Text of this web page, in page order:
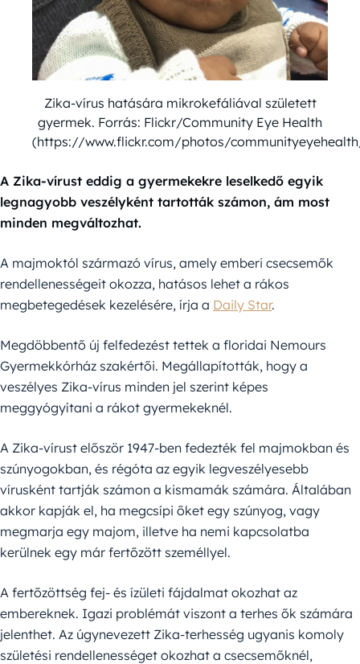
Zika-vírus hatására mikrokefáliával született
gyermek. Forrás: Flickr/Community Eye Health
(https://www.flickr.com/photos/
A Zika-vírust eddig a gyermekekre leselkedő egyik
legnagyobb veszélyként tartották számon, ám most
minden megváltozhat.
A majmoktól származó vírus, amely emberi csecsemők
rendellenességeit okozza, hatásos lehet a rákos
megbetegedések kezelésére, írja a Daily Star.
Megdöbbentő új felfedezést tettek a floridai Nemours
Gyermekkórház szakértői. Megállapították, hogy a
veszélyes Zika-vírus minden jel szerint képes
meggyógyítani a rákot gyermekeknél.
A Zika-vírust először 1947-ben fedezték fel majmokban és
szúnyogokban, és régóta az egyik legveszélyesebb
vírusként tartják számon a kismamák számára. Általában
akkor kapják el, ha megcsípi őket egy szúnyog, vagy
megmarja egy majom, illetve ha nemi kapcsolatba
kerülnek egy már fertőzött személlyel.
A fertőzöttség fej- és ízületi fájdalmat okozhat az
embereknek. Igazi problémát viszont a terhes ők számára
jelenthet. Az úgynevezett Zika-terhesség ugyanis komoly
születési rendellenességet okozhat a csecsemőknél,